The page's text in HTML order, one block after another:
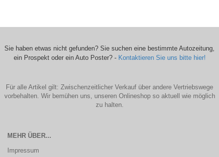
Sie haben etwas nicht gefunden? Sie suchen eine bestimmte Autozeitung,
ein Prospekt oder ein Auto Poster? - Kontaktieren Sie uns bitte hier!
Für alle Artikel gilt: Zwischenzeitlicher Verkauf über andere Vertriebswege
vorbehalten. Wir bemühen uns, unseren Onlineshop so aktuell wie möglich
zu halten.
MEHR ÜBER...
Impressum